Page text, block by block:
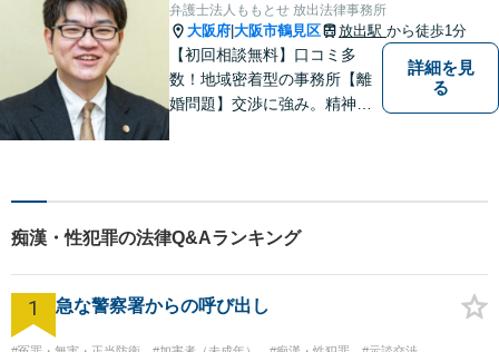
弁護士法人ももとせ 放出法律事務所
大阪府 大阪市鶴見区 放出駅 から徒歩1分
【初回相談無料】口コミ多
数！地域密着型の事務所【離
婚問題】交渉に強み。精神的
迅速かつ丁寧な対応を心が
け、満足度の高い解決を目指
します【放出駅1分】
詳細を見
る
痴漢・性犯罪の法律Q&Aランキング
1 急な警察署からの呼び出し